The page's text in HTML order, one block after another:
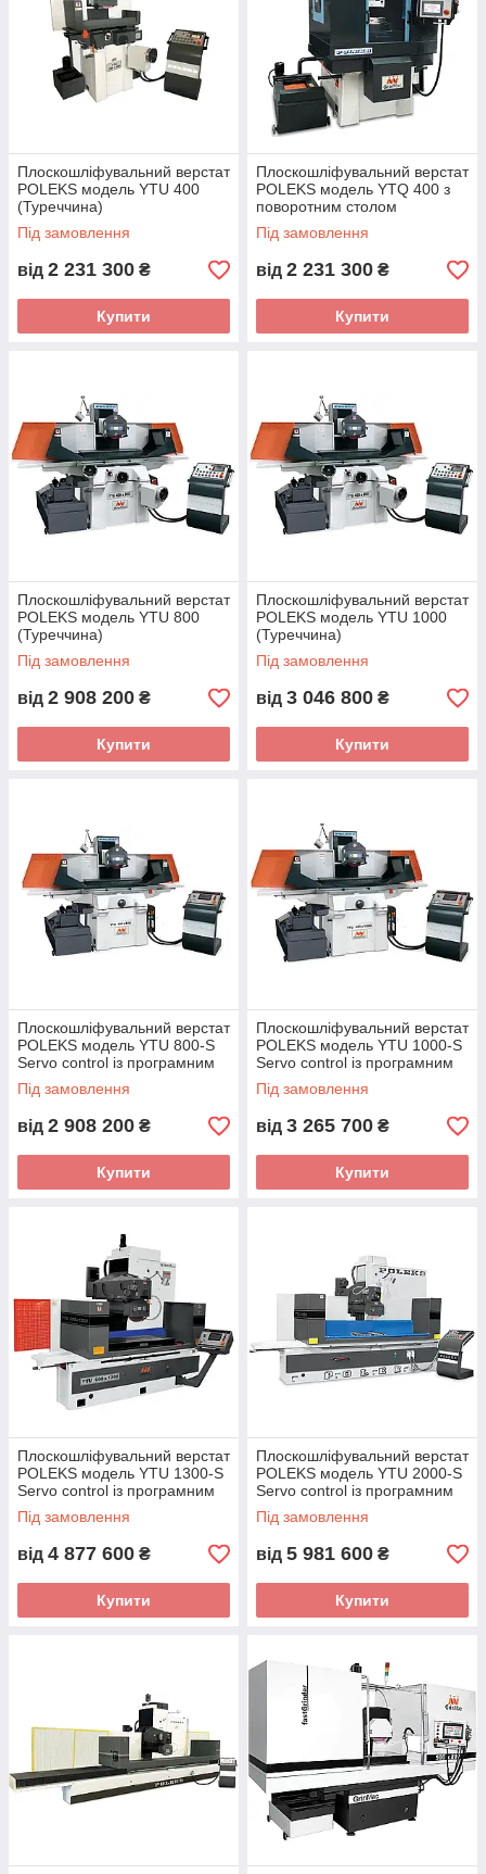
Плоскошліфувальний верстат
POLEKS модель YTU 400
(Туреччина)
Під замовлення
від 2 231 300 ₴
Купити
Плоскошліфувальний верстат
POLEKS модель YTQ 400 з
поворотним столом
(Туреччина)
Під замовлення
від 2 231 300 ₴
Купити
Плоскошліфувальний верстат
POLEKS модель YTU 800
(Туреччина)
Під замовлення
від 2 908 200 ₴
Купити
Плоскошліфувальний верстат
POLEKS модель YTU 1000
(Туреччина)
Під замовлення
від 3 046 800 ₴
Купити
Плоскошліфувальний верстат
POLEKS модель YTU 800-S
Servo control із програмним
керуванням (Туреччина)
Під замовлення
від 2 908 200 ₴
Купити
Плоскошліфувальний верстат
POLEKS модель YTU 1000-S
Servo control із програмним
керуванням (Туреччина)
Під замовлення
від 3 265 700 ₴
Купити
Плоскошліфувальний верстат
POLEKS модель YTU 1300-S
Servo control із програмним
керуванням (Туреччина)
Під замовлення
від 4 877 600 ₴
Купити
Плоскошліфувальний верстат
POLEKS модель YTU 2000-S
Servo control із програмним
керуванням (Туреччина)
Під замовлення
від 5 981 600 ₴
Купити